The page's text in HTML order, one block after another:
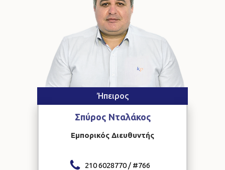
Ήπειρος
Σπύρος Νταλάκος
Εμπορικός Διευθυντής
210 6028770 / #766